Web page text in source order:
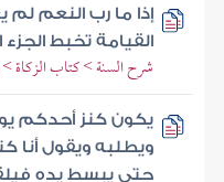
إذا ما رب النعم
القيامة تخبط
شرح السنة > كتاب الزكاة
يكون كنز أحدكم
ويطلبه ويقول أنا
حتى يبسط يده